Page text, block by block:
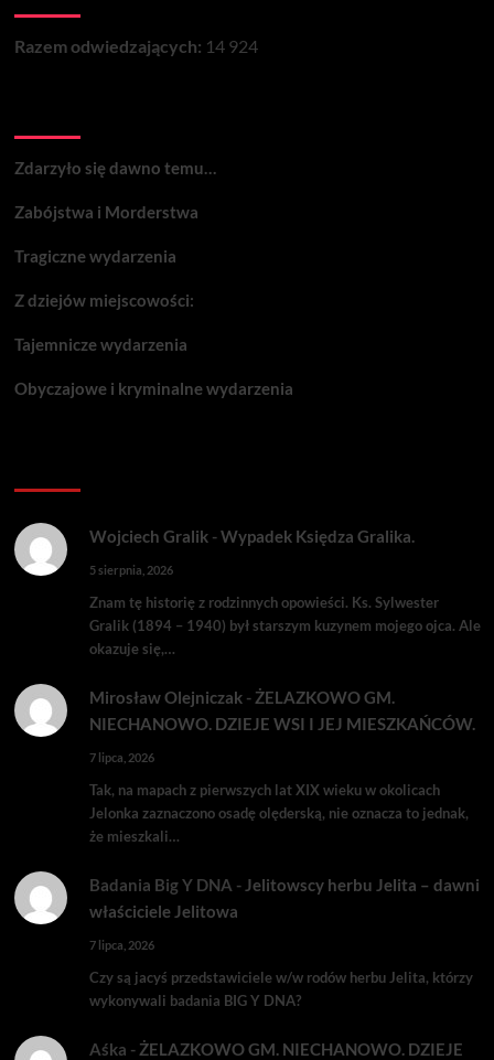
Razem odwiedzających: 14 924
Zdarzyło się dawno temu…
Zabójstwa i Morderstwa
Tragiczne wydarzenia
Z dziejów miejscowości:
Tajemnicze wydarzenia
Obyczajowe i kryminalne wydarzenia
Wojciech Gralik-Wypadek Księdza Gralika.
5 sierpnia, 2026
Znam tę historię z rodzinnych opowieści. Ks. Sylwester
Gralik (1894 – 1940) był starszym kuzynem mojego ojca. Ale
okazuje się,…
Mirosław Olejniczak- ŻELAZKOWO GM.
NIECHANOWO. DZIEJE WSI I JEJ MIESZKAŃCÓW.
7 lipca, 2026
Tak, na mapach z pierwszych lat XIX wieku w okolicach
Jelonka zaznaczono osadę olęderską, nie oznacza to jednak,
że mieszkali…
Badania Big Y DNA - Jelitowscy herbu Jelita – dawni
właściciele Jelitowa
7 lipca, 2026
Czy są jacyś przedstawiciele w/w rodów herbu Jelita, którzy
wykonywali badania BIG Y DNA?
Aśka - ŻELAZKOWO GM. NIECHANOWO. DZIEJE